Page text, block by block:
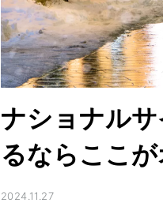
ナショナル
るならここが
2024.11.27